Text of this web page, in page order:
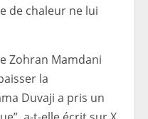
de chaleur ne lui
Zohran Mamdani
la
Duvaji a pris un